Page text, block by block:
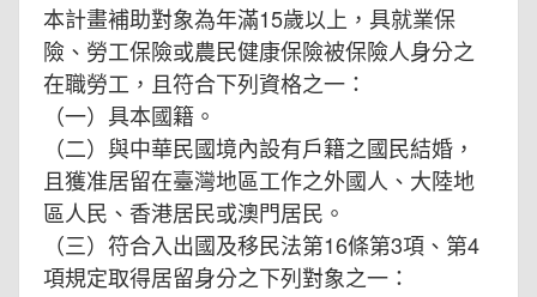
本計畫補助對象為年滿15歲以上，具就業保
險、勞工保險或農民健康保險被保險人身分之
在職勞工，且符合下列資格之一：
（一）具本國籍。
（二）與中華民國境內設有戶籍之國民結婚，
且獲准居留在臺灣地區工作之外國人、大陸地
區人民、香港居民或澳門居民。
（三）符合入出國及移民法第16條第3項、第4
項規定取得居留身分之下列對象之一：